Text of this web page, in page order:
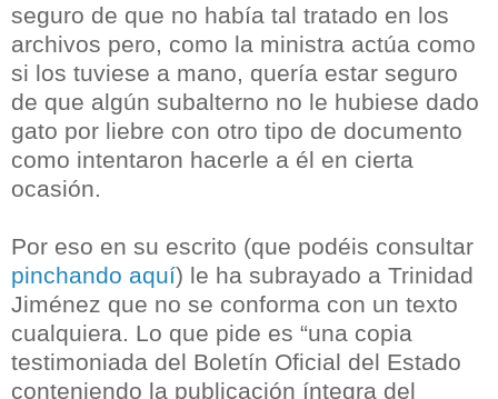
seguro de que no había tal tratado en los
archivos pero, como la ministra actúa como
si los tuviese a mano, quería estar seguro
de que algún subalterno no le hubiese dado
gato por liebre con otro tipo de documento
como intentaron hacerle a él en cierta
ocasión.
Por eso en su escrito (que podéis consultar
pinchando aquí) le ha subrayado a Trinidad
Jiménez que no se conforma con un texto
cualquiera. Lo que pide es “una copia
testimoniada del Boletín Oficial del Estado
conteniendo la publicación íntegra del